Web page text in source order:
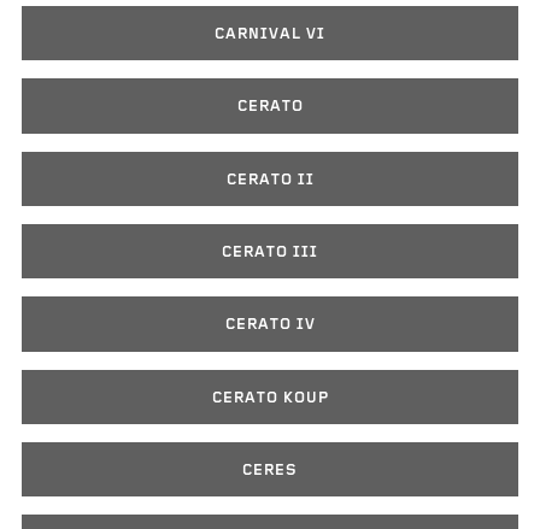
CARNIVAL VI
CERATO
CERATO II
CERATO III
CERATO IV
CERATO KOUP
CERES